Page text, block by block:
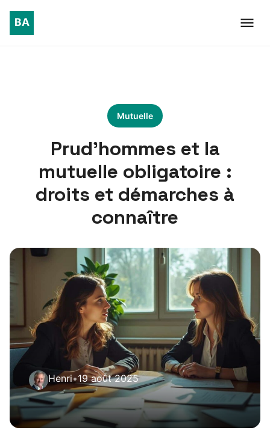
Mutuelle
Prud’hommes et la
mutuelle obligatoire :
droits et démarches à
connaître
Henri•19 août 2025